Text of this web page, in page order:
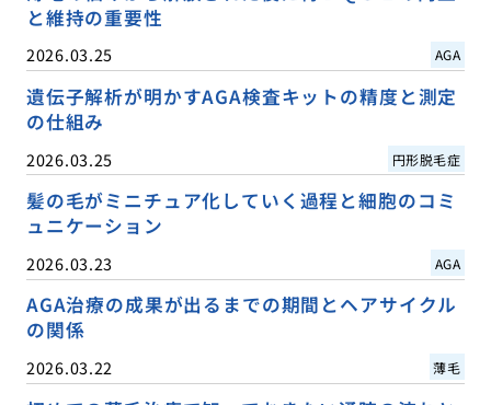
と維持の重要性
2026.03.25 AGA
遺伝子解析が明かすAGA検査キットの精度と測定
の仕組み
2026.03.25 円形脱毛症
髪の毛がミニチュア化していく過程と細胞のコミ
ュニケーション
2026.03.23 AGA
AGA治療の成果が出るまでの期間とヘアサイクル
の関係
2026.03.22 薄毛